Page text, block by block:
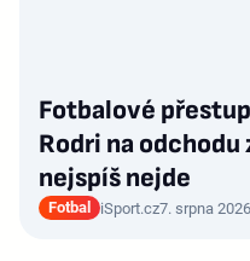
Fotbalové
Rodri na odchodu
nejspíš nejde
Fotbal iSport.cz7. srpna 2026